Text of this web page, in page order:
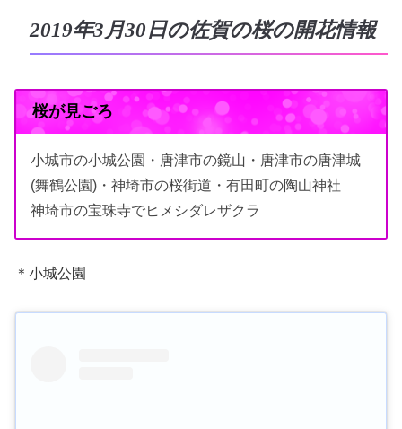
2019年3月30日の佐賀の桜の開花情報
桜が見ごろ
小城市の小城公園・唐津市の鏡山・唐津市の唐津城
(舞鶴公園)・神埼市の桜街道・有田町の陶山神社
神埼市の宝珠寺でヒメシダレザクラ
＊小城公園